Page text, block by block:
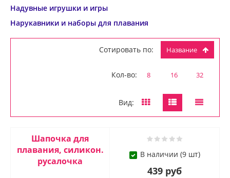
Надувные игрушки и игры
Нарукавники и наборы для плавания
Сотировать по: Название
Кол-во: 8 16 32
Вид:
Шапочка для
плавания, силикон.
русалочка
В наличии (9 шт)
439 руб